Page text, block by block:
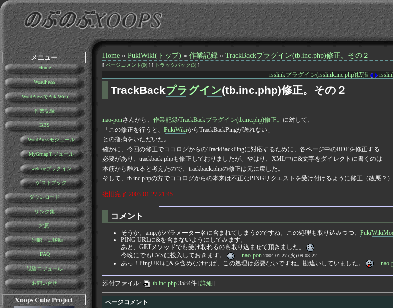
メニュー
Home
WordPress
WordPressでPukiWiki
作業記録
BBS
WordPressモジュール
MyGmapモジュール
weblogプラグイン
ゲストブック
ダウンロード
リンク集
地図
「別館」に移動
FAQ
試験モジュール
お問い合せ
Xoops Cube Project
Home » PukiWiki(トップ) » 作業記録 » TrackBackプラグイン(tb.inc.php)修正。その２
[ ページコメント(0) ] [ トラックバック(3) ]
rsslinkプラグイン(rsslink.inc.php)拡張
TrackBackプラグイン(tb.inc.php)修正。その２
nao-ponさんから、 作業記録/TrackBackプラグイン(tb.inc.php)修正。 に対して、
「この修正を行うと、 PukiWikiからTrackBackPingが送れない」
との指摘をいただいた。
確かに、今回の修正でココログからのTrackBackPingに対応するために、各ページ中のRDFを修正する
必要があり、trackback.phpも修正しておりましたが、やはり、XML中に&文字をダイレクトに書くのは
本筋から離れると考えたので、trackback.phpの修正は元に戻した。
そして、tb.inc.phpの方でココログからの本来は不正なPINGリクエストを受け付けるように修正（改悪？）
復旧完了 2003-01-27 21:45
コメント
そうか。amp;がパラメーター名に含まれてしまうのですね。この処理も取り込みつつ、
PING URLに&を含まないようにしてみます。
あと、GETメソッドでも受け取れるのも取り込ませて頂きました。
今晩にでもCVSに投入しておきます。
-- nao-pon 2004-01-27 (火) 09:08:22
あっ！PingURLに&を含めなければ、この処理は必要ないですね。勘違いしていました。 -- nao-
添付ファイル: tb.inc.php 3584件 [詳細]
ページコメント